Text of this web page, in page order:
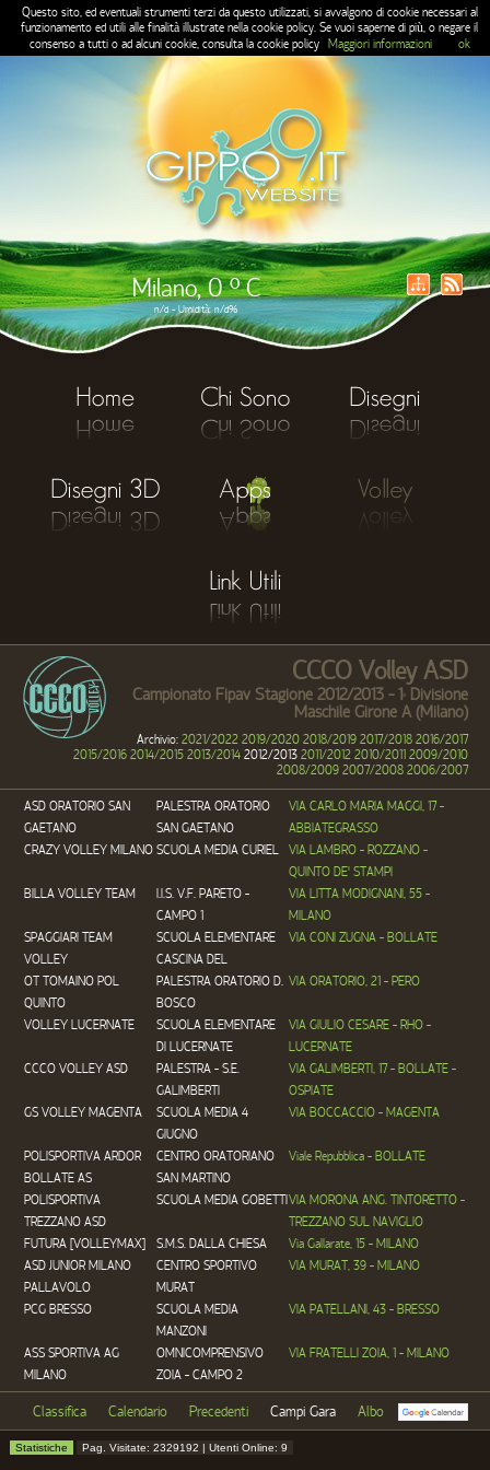
Milano, 0 ° C
n/d - Umidità: n/d%
CCCO Volley ASD
Campionato Fipav Stagione 2012/2013 - 1a
Divisione
Maschile Girone A (Milano)
Archivio: 2021/2022 2019/2020 2018/2019 2017/2018 2016/2017
2015/2016 2014/2015 2013/2014 2012/2013 2011/2012 2010/2011 2009/2010
2008/2009 2007/2008 2006/2007
ASD ORATORIO SAN
GAETANO
PALESTRA ORATORIO
SAN GAETANO
VIA CARLO MARIA MAGGI, 17 -
ABBIATEGRASSO
CRAZY VOLLEY MILANO SCUOLA MEDIA CURIEL
VIA LAMBRO - ROZZANO -
QUINTO DE' STAMPI
BILLA VOLLEY TEAM
I.I.S. V.F. PARETO -
CAMPO 1
VIA LITTA MODIGNANI, 55 -
MILANO
SPAGGIARI TEAM
VOLLEY
SCUOLA ELEMENTARE
CASCINA DEL
VIA CONI ZUGNA - BOLLATE
OT TOMAINO POL
QUINTO
PALESTRA ORATORIO D.
BOSCO
VIA ORATORIO, 21 - PERO
VOLLEY LUCERNATE
SCUOLA ELEMENTARE
DI LUCERNATE
VIA GIULIO CESARE - RHO -
LUCERNATE
CCCO VOLLEY ASD
PALESTRA - S.E.
GALIMBERTI
VIA GALIMBERTI, 17 - BOLLATE -
OSPIATE
GS VOLLEY MAGENTA
SCUOLA MEDIA 4
GIUGNO
VIA BOCCACCIO - MAGENTA
POLISPORTIVA ARDOR
BOLLATE AS
CENTRO ORATORIANO
SAN MARTINO
Viale Repubblica - BOLLATE
POLISPORTIVA
TREZZANO ASD
SCUOLA MEDIA GOBETTI VIA MORONA ANG. TINTORETTO -
TREZZANO SUL NAVIGLIO
FUTURA [VOLLEYMAX]
S.M.S. DALLA CHIESA
Via Gallarate, 15 - MILANO
ASD JUNIOR MILANO
PALLAVOLO
CENTRO SPORTIVO
MURAT
VIA MURAT, 39 - MILANO
PCG BRESSO
SCUOLA MEDIA
MANZONI
VIA PATELLANI, 43 - BRESSO
ASS SPORTIVA AG
MILANO
OMNICOMPRENSIVO
ZOIA - CAMPO 2
VIA FRATELLI ZOIA, 1 - MILANO
Classifica Calendario Precedenti Campi Gara Albo
Statistiche Pag. Visitate: 2329192 | Utenti Online: 9
Questo sito, ed eventuali strumenti terzi da questo utilizzati, si avvalgono di cookie necessari al
funzionamento ed utili alle finalità illustrate nella cookie policy. Se vuoi saperne di più, o negare il
consenso a tutti o ad alcuni cookie, consulta la cookie policy
Maggiori informazioni ok